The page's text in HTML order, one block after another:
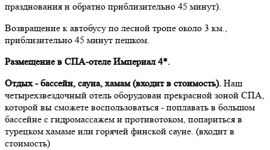
празднования и обратно приблизительно 45 минут).
Возвращение к автобусу по лесной тропе около 3 км.,
приблизительно 45 минут пешком.
Размещение в СПА-отеле Империал 4*.
Отдых - бассейн, сауна, хамам (входит в стоимость). Наш
четырехзвездочный отель оборудован прекрасной зоной СПА,
которой вы сможете воспользоваться - поплавать в большом
бассейне с гидромассажем и противотоком, попариться в
турецком хамаме или горячей финской сауне. (входит в
стоимость)